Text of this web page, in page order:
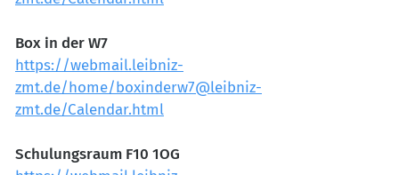
Box in der W7
https://webmail.leibniz-
zmt.de/home/boxinderw7@leibniz-
zmt.de/Calendar.html
Schulungsraum F10 1OG